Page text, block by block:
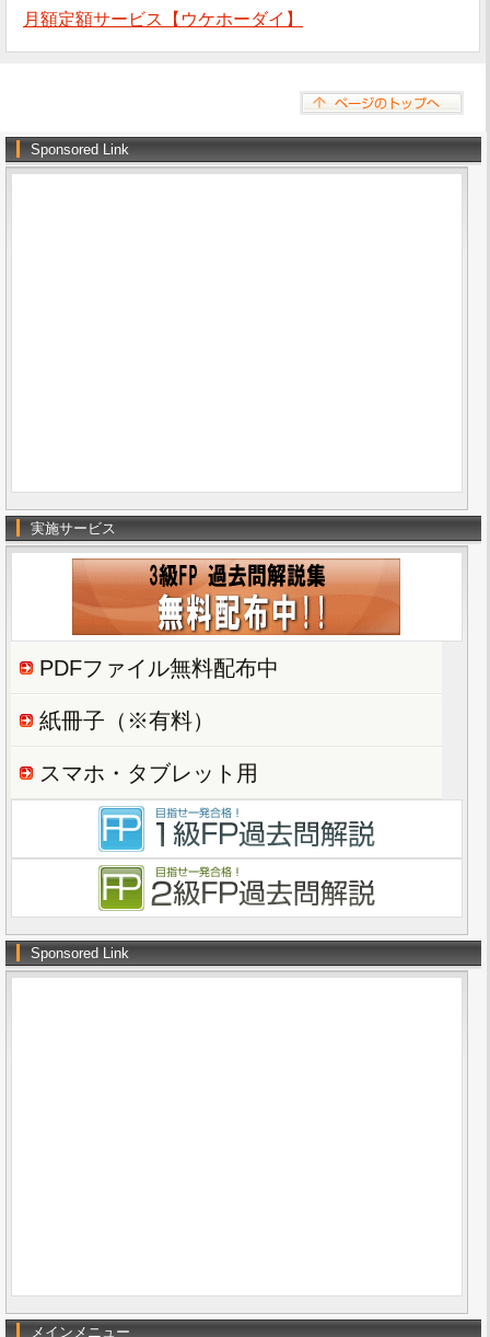
月額定額サービス【ウケホーダイ】
Sponsored Link
実施サービス
PDFファイル無料配布中
紙冊子（※有料）
スマホ・タブレット用
Sponsored Link
メインメニュー